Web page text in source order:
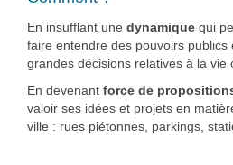
En insufflant une dynamique qui
faire entendre des pouvoirs publics
grandes décisions relatives à la vie
En devenant force de
valoir ses idées et projets en
ville : rues piétonnes, parkings,